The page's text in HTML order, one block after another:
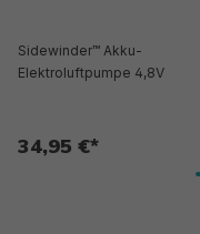
Sidewinder™ Akku-
Elektroluftpumpe 4,8V
34,95 €*